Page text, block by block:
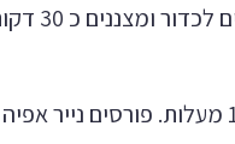
ומעבדים לבצק. אוספים לכדור
3. מחממים תנור ל 180 מעלות. פורסים נייר